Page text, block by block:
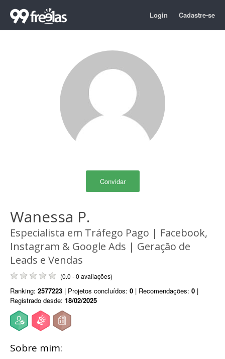
Login Cadastre-se
Convidar
Wanessa P.
Especialista em Tráfego Pago | Facebook,
Instagram & Google Ads | Geração de
Leads e Vendas
(0.0 - 0 avaliações)
Ranking: 2577223 | Projetos concluídos: 0 | Recomendações: 0 |
Registrado desde: 18/02/2025
Sobre mim: